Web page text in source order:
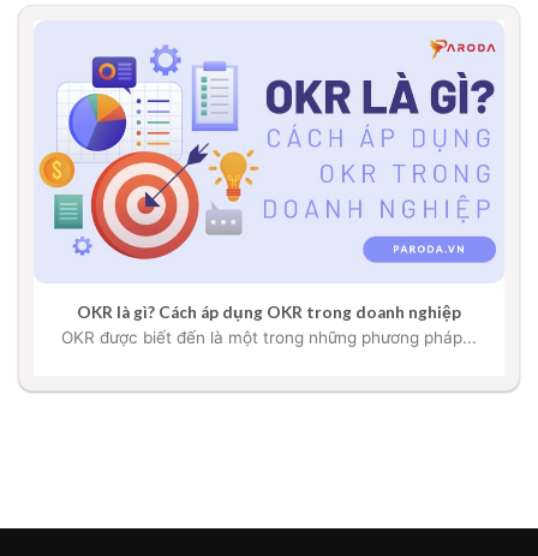
OKR là gì? Cách áp dụng OKR trong doanh nghiệp
OKR được biết đến là một trong những phương pháp...